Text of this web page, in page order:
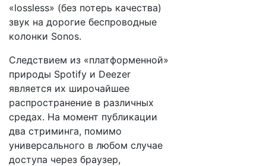
«lossless» (без потерь качества)
звук на дорогие беспроводные
колонки Sonos.
Следствием из «платформенной»
природы Spotify и Deezer
является их широчайшее
распространение в различных
средах. На момент публикации
два стриминга, помимо
универсального в любом случае
доступа через браузер,